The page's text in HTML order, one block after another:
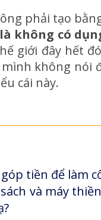
phải tạo
không có
giới đây hết
không
cái này.
tiền để làm
và máy